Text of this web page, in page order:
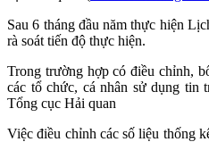
Sau 6 tháng đầu năm thực hiện
rà soát tiến độ thực hiện.
Trong trường hợp có điều chỉnh,
các tổ chức, cá nhân sử dụng tin
Tổng cục Hải quan
Việc điều chỉnh các số liệu thống